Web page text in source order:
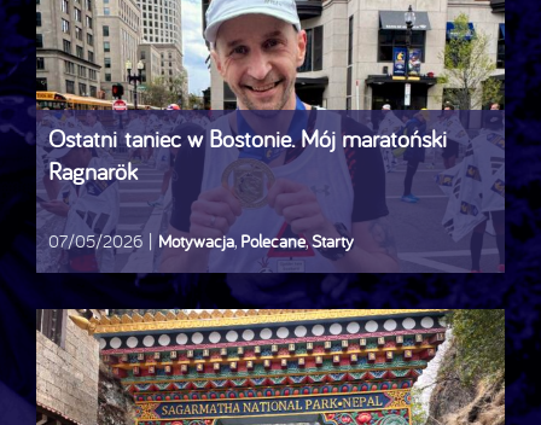
Ostatni taniec w Bostonie. Mój maratoński
Ragnarök
07/05/2026 | Motywacja, Polecane,Starty